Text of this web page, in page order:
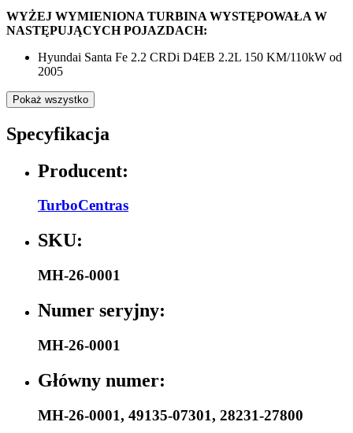
WYŻEJ WYMIENIONA TURBINA WYSTĘPOWAŁA W
NASTĘPUJĄCYCH POJAZDACH:
Hyundai Santa Fe 2.2 CRDi D4EB 2.2L 150 KM/110kW od
2005
Pokaż wszystko
Specyfikacja
Producent:
TurboCentras
SKU:
MH-26-0001
Numer seryjny:
MH-26-0001
Główny numer:
MH-26-0001, 49135-07301, 28231-27800